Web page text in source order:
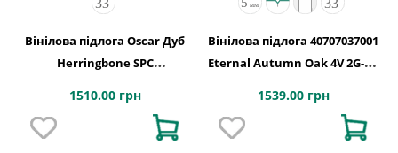
Вінілова підлога Oscar Дуб
Herringbone SPC
1510.00 грн
Вінілова підлога 40707037001
Eternal Autumn Oak 4V 2G-5G
1539.00 грн